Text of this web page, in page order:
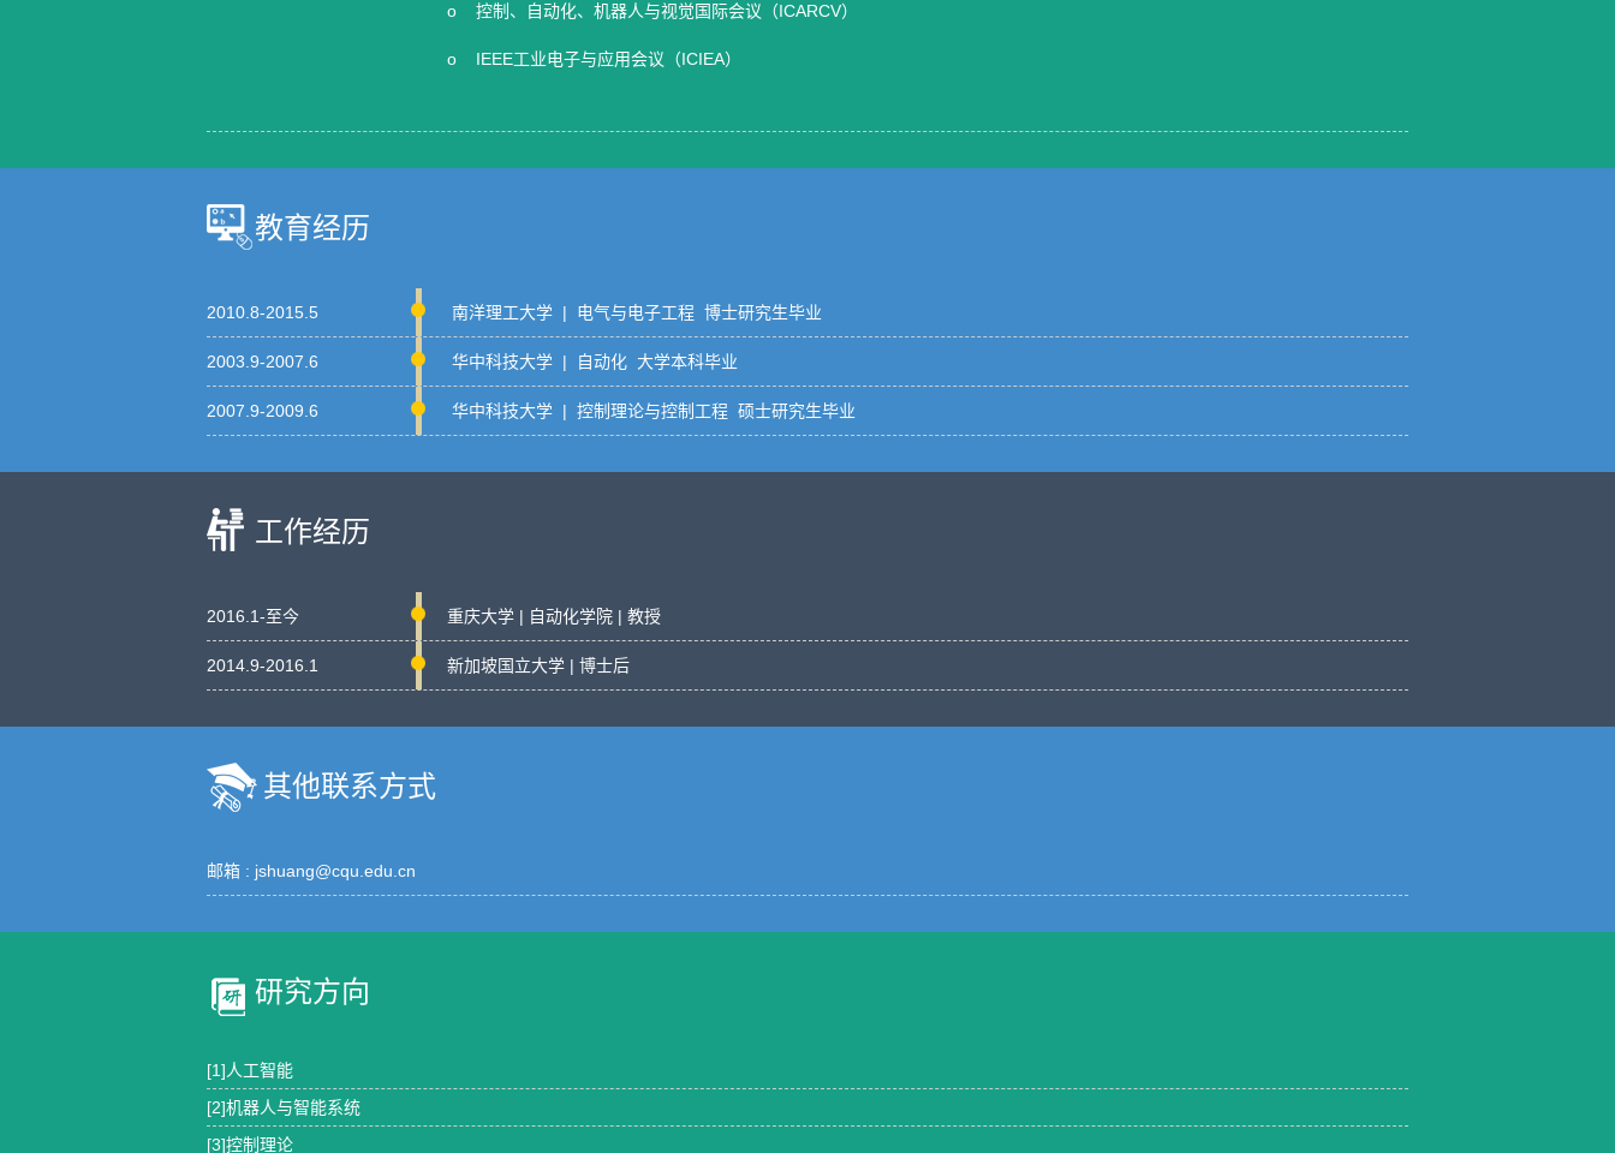
o 控制、自动化、机器人与视觉国际会议（ICARCV）
o IEEE工业电子与应用会议（ICIEA）
教育经历
2010.8-2015.5 南洋理工大学 | 电气与电子工程 博士研究生毕业
2003.9-2007.6 华中科技大学 | 自动化 大学本科毕业
2007.9-2009.6 华中科技大学 | 控制理论与控制工程 硕士研究生毕业
工作经历
2016.1-至今 重庆大学 | 自动化学院 | 教授
2014.9-2016.1 新加坡国立大学 | 博士后
其他联系方式
邮箱 : jshuang@cqu.edu.cn
研究方向
[1]人工智能
[2]机器人与智能系统
[3]控制理论